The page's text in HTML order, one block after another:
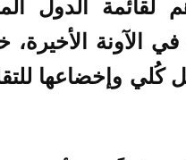
لقائمة الدول
في الآونة الأخيرة،
كُلي وإخضاعها